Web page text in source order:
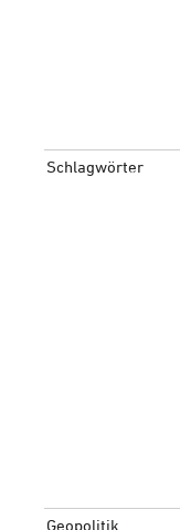
Schlagwörter
Geopolitik